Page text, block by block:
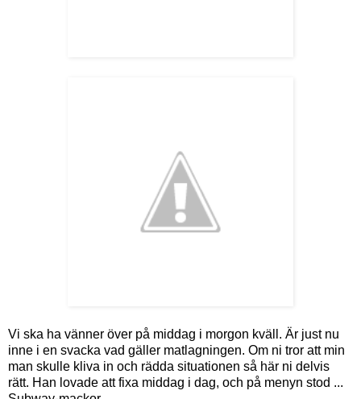
Vi ska ha vänner över på middag i morgon kväll. Är just nu
inne i en svacka vad gäller matlagningen. Om ni tror att min
man skulle kliva in och rädda situationen så här ni delvis
rätt. Han lovade att fixa middag i dag, och på menyn stod ...